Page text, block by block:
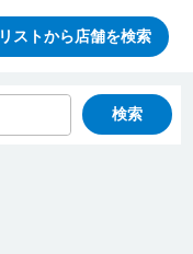
リストから店舗を検索
検索